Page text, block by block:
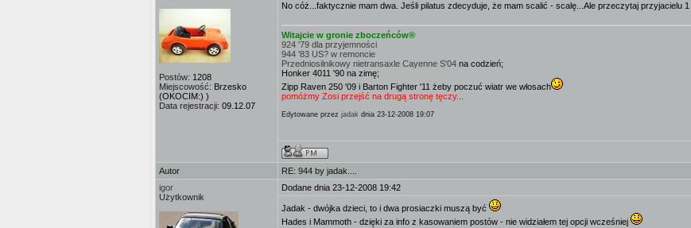
Postów: 1208
Miejscowość: Brzesko
(OKOCIM:) )
Data rejestracji: 09.12.07
No cóż...faktycznie mam dwa. Jeśli pilatus zdecyduje, że mam scalić - scalę...Ale przeczytaj przyjacielu 1
Witajcie w gronie zboczeńców®
924 '79 dla przyjemności
944 '83 US? w remoncie
Przedniosilnikowy nietransaxle Cayenne S'04 na codzień;
Honker 4011 '90 na zimę;
Zipp Raven 250 '09 i Barton Fighter '11 żeby poczuć wiatr we włosach
pomóżmy Zosi przejść na drugą stronę tęczy...
Edytowane przez jadak dnia 23-12-2008 19:07
Autor
RE: 944 by jadak....
igor
Użytkownik
Dodane dnia 23-12-2008 19:42
Jadak - dwójka dzieci, to i dwa prosiaczki muszą być
Hades i Mammoth - dzięki za info z kasowaniem postów - nie widziałem tej opcji wcześniej